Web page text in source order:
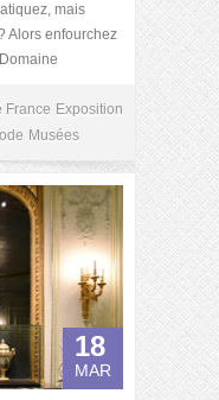
mais
Alors enfourchez
France Exposition
Musées
18
MAR